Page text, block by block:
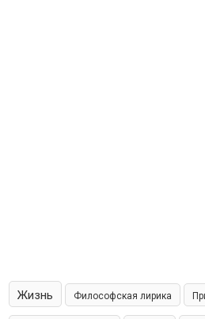
Жизнь Философская лирика